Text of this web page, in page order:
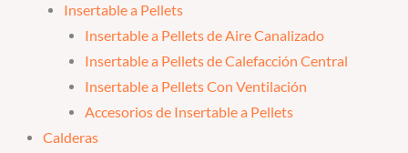
Insertable a Pellets
Insertable a Pellets de Aire Canalizado
Insertable a Pellets de Calefacción Central
Insertable a Pellets Con Ventilación
Accesorios de Insertable a Pellets
Calderas